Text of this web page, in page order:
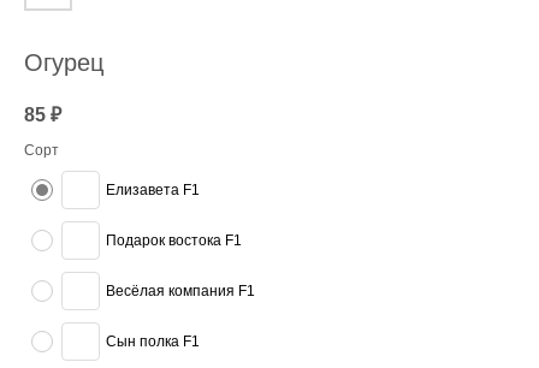
Огурец
85 ₽
Сорт
Елизавета F1
Подарок востока F1
Весёлая компания F1
Сын полка F1